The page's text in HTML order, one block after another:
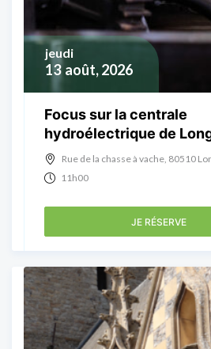
13 août, 2026
jeudi
Focus sur la centrale
hydroélectrique de
Rue de la chasse à vache, 80510
11h00
JE RÉSERVE